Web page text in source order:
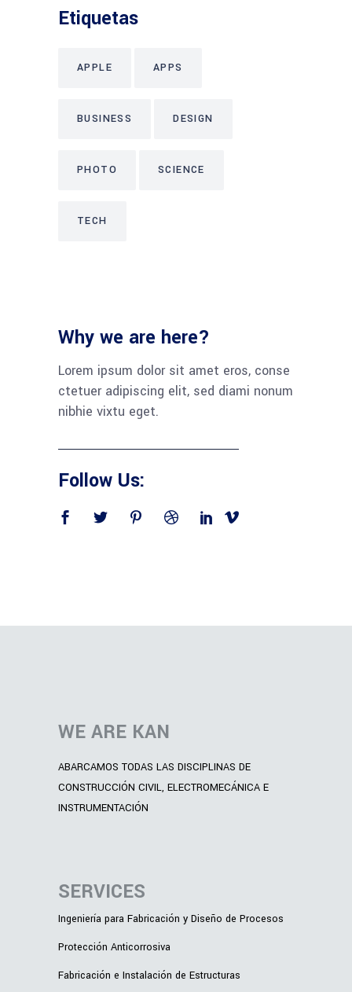
Etiquetas
APPLE APPS
BUSINESS DESIGN
PHOTO SCIENCE
TECH
Why we are here?
Lorem ipsum dolor sit amet eros, conse
ctetuer adipiscing elit, sed diami nonum
nibhie vixtu eget.
Follow Us:
WE ARE KAN
ABARCAMOS TODAS LAS DISCIPLINAS DE
CONSTRUCCIÓN CIVIL, ELECTROMECÁNICA E
INSTRUMENTACIÓN
SERVICES
Ingeniería para Fabricación y Diseño de Procesos
Protección Anticorrosiva
Fabricación e Instalación de Estructuras